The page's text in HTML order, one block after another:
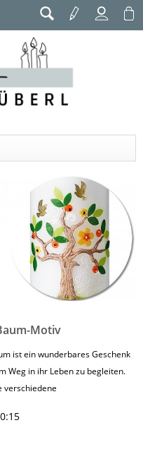
Motiv
ist ein wunderbares Geschenk
Weg in ihr Leben zu begleiten.
verschiedene